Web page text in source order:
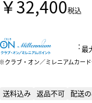
￥32,400税込
：最
クラブ・オン／ミレニアムカー
送料込み 返品不可 配送